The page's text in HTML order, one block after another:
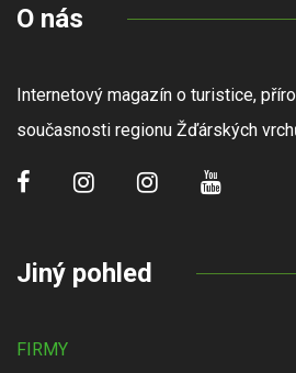
O nás
Internetový magazín o turistice,
současnosti regionu Žďárských
Jiný pohled
FIRMY